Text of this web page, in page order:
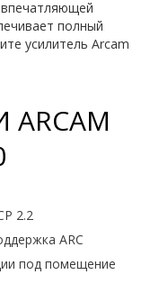
полный
усилитель Arcam
2.2
ARC
под помещение